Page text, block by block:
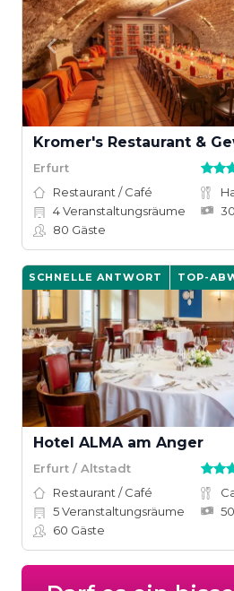
Kromer's Restaurant &
Erfurt
Restaurant / Café
4Veranstaltungsräume
80 Gäste
SCHNELLE ANTWORT TOP-
Hotel ALMA am Anger
Erfurt / Altstadt
Restaurant / Café
5Veranstaltungsräume
60 Gäste